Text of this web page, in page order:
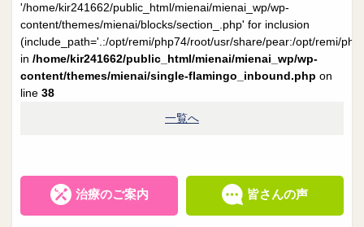
院長日誌 治療相談
スタッフブログ サイトマップ
'/home/kir241662/public_html/mienai/mienai_wp/wp-
content/themes/mienai/blocks/section_.php' for inclusion
(include_path='.:/opt/remi/php74/root/usr/share/pear:/opt/remi/
in /home/kir241662/public_html/mienai/mienai_wp/wp-
content/themes/mienai/single-flamingo_inbound.php on
line 38
一覧へ
治療のご案内 皆さんの声